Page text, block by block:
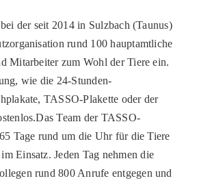
der seit 2014 in Sulzbach (Taunus)
rund 100 hauptamtliche
Mitarbeiter zum Wohl der Tiere ein.
wie die 24-Stunden-
TASSO-Plakette oder der
Team der TASSO-
Tage rund um die Uhr für die Tiere
Einsatz. Jeden Tag nehmen die
rund 800 Anrufe entgegen und